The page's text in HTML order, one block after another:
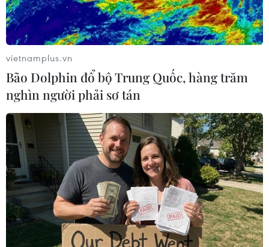
Hàn Quốc: Ba hãng sản xuất ôtô triệu hồi
500 xe để sửa lỗi
09/09/2021 04:02
Lần triệu hồi này của các hãng Huyndai, GM và Jaguar
là đợt triệu hồi xe mới nhất, sau khi các nhà sản xuất và
nhập khẩu ôtô tiến hành một loạt động thái tương tự tại
Hàn Quốc.
vietnamplus.vn
Bão Dolphin đổ bộ Trung Quốc, hàng trăm
nghìn người phải sơ tán